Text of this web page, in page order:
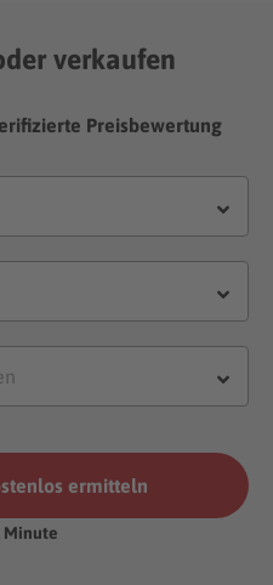
verkaufen
Preisbewertung
ermitteln
Minute